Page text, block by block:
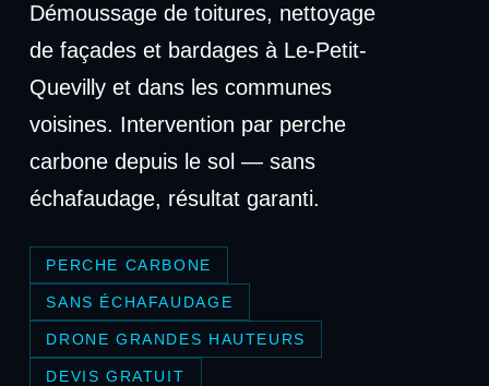
Démoussage de toitures, nettoyage
de façades et bardages à Le-Petit-
Quevilly et dans les communes
voisines. Intervention par perche
carbone depuis le sol — sans
échafaudage, résultat garanti.
PERCHE CARBONE
SANS ÉCHAFAUDAGE
DRONE GRANDES HAUTEURS
DEVIS GRATUIT